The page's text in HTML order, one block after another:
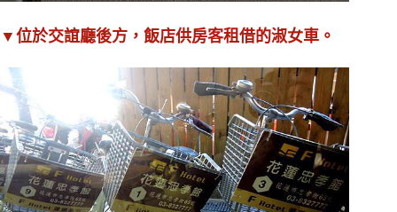
▼位於交誼廳後方，飯店供房客租借的淑女車。